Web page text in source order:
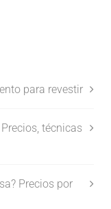
para revestir
técnicas
Precios por